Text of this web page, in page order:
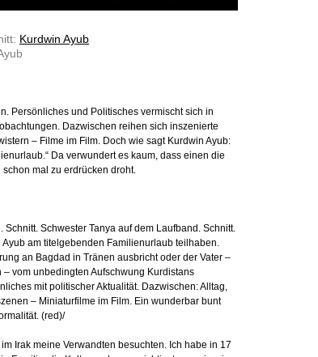
Kurdwin Ayub
Persönliches und Politisches vermischt sich in
Dazwischen reihen sich inszenierte
– Filme im Film. Doch wie sagt Kurdwin Ayub:
Da verwundert es kaum, dass einen die
mal zu erdrücken droht.
Schnitt. Schwester Tanya auf dem Laufband. Schnitt.
Ayub am titelgebenden Familienurlaub teilhaben.
an Bagdad in Tränen ausbricht oder der Vater –
vom unbedingten Aufschwung Kurdistans
mit politischer Aktualität. Dazwischen: Alltag,
– Miniaturfilme im Film. Ein wunderbar bunt
(red)/
Irak meine Verwandten besuchten. Ich habe in 17